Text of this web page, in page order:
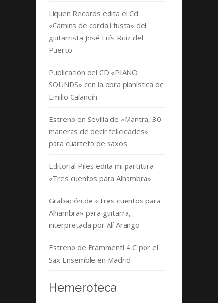
Liquen Records edita el Cd
«Camins de corda i fusta» del
guitarrista José Luís Ruíz del
Puerto
Publicación del CD «PIANO
SOUNDS» con la obra pianística de
Emilio Calandín
Estreno en Sevilla de «Mantra, 30
maneras de decir felicidades»
para cuarteto de saxos
Editorial Piles edita mi partitura
«Tres cuentos para Alhambra»
Grabación de «Tres cuentos para
Alhambra» para guitarra,
interpretada por Alí Arango
Estreno de Frammenti 4 C por el
Sax Ensemble en Madrid
Hemeroteca